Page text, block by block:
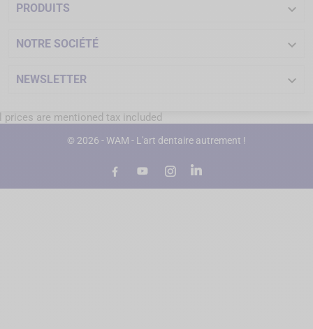
PRODUITS 
NOTRE SOCIÉTÉ 
NEWSLETTER 
prices are mentioned tax included
© 2026 - WAM - L'art dentaire autrement !